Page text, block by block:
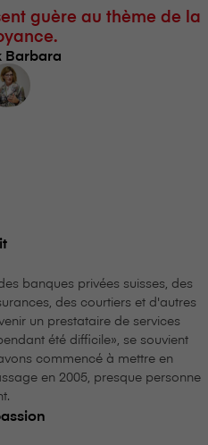
guère au thème de la
Barbara
banques privées suisses, des
des courtiers et d'autres
un prestataire de services
été difficile», se souvient
commencé à mettre en
en 2005, presque personne